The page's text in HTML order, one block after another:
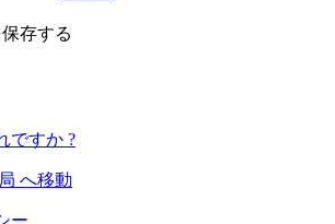
存する
ですか ?
へ移動